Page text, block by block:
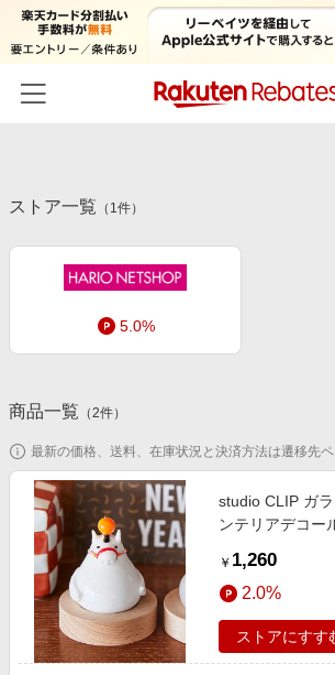
カテゴリー一覧
百貨店・総合ECモール
ファッション・インナー・小物
食品・スイーツ・お酒
家電・PC・スマホ・カメラ
エンタメ
スポーツ・アウトドア・ゴルフ
インテリア・寝具
ペット・花・DIY・車
旅行・レジャー・ホテル予約
初回購入者限定特典
新着ストアのご紹介
電子書籍特集
楽天ペイ導入ストア
楽天サービス特集
旅行特集
わくわく夏特集
50万ポイント山分けキャンペーン
とことん買い物チャレンジ
友達紹介
楽天IDでログイン/会員登録
ストア一覧 （ 1件）
5.0%
商品一覧 （2件）
最新の価格、送料、在庫状況と決済方法は遷移先ペ
studio CLIP ガ
ンテリアデコー
アンドエスティ
ィ）
￥ 1,260
2.0%
ストアにすす